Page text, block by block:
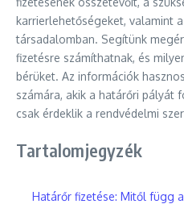
karrierlehetőségeket, valamint
társadalomban. Segítünk
fizetésre számíthatnak, és
bérüket. Az információk
számára, akik a határőri pályát
csak érdeklik a rendvédelmi
Tartalomjegyzék
Határőr fizetése: Mitől függ